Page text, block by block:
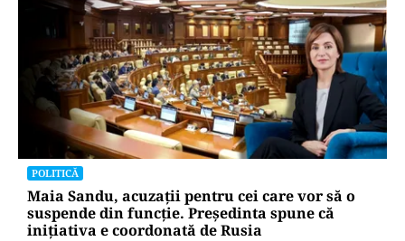
POLITICĂ
Maia Sandu, acuzații pentru cei care vor să o
suspende din funcție. Președinta spune că
inițiativa e coordonată de Rusia